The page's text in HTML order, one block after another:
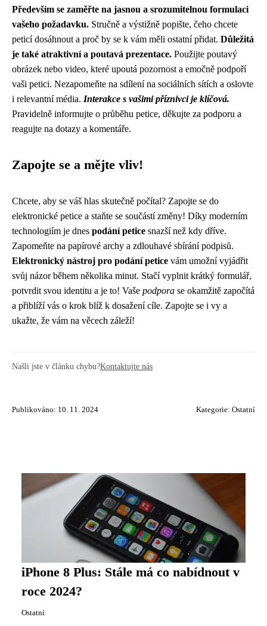
Především se zaměřte na jasnou a srozumitelnou formulaci
vašeho požadavku. Stručně a výstižně popište, čeho chcete
peticí dosáhnout a proč by se k vám měli ostatní přidat. Důležitá
je také atraktivní a poutavá prezentace. Použijte poutavý
obrázek nebo video, které upoutá pozornost a emočně podpoří
vaši petici. Nezapomeňte na sdílení na sociálních sítích a oslovte
i relevantní média. Interakce s vašimi příznivci je klíčová.
Pravidelně informujte o průběhu petice, děkujte za podporu a
reagujte na dotazy a komentáře.
Zapojte se a mějte vliv!
Chcete, aby se váš hlas skutečně počítal? Zapojte se do
elektronické petice a staňte se součástí změny! Díky moderním
technologiím je dnes podání petice snazší než kdy dříve.
Zapomeňte na papírové archy a zdlouhavé sbírání podpisů.
Elektronický nástroj pro podání petice vám umožní vyjádřit
svůj názor během několika minut. Stačí vyplnit krátký formulář,
potvrdit svou identitu a je to! Vaše podpora se okamžitě započítá
a přiblíží vás o krok blíž k dosažení cíle. Zapojte se i vy a
ukažte, že vám na věcech záleží!
Našli jste v článku chybu?Kontaktujte nás
Publikováno: 10. 11. 2024 Kategorie: Ostatní
iPhone 8 Plus: Stále má co nabídnout v
roce 2024?
Ostatní